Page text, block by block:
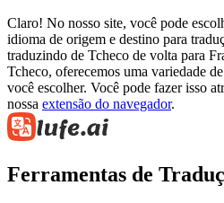
Claro! No nosso site, você pode
idioma de origem e destino para
traduzindo de Tcheco de volta para
Tcheco, oferecemos uma variedade
você escolher. Você pode fazer isso
nossa extensão do navegador.
Ferramentas de